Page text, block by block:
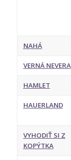
NAHÁ
VERNÁ NEVERA
HAMLET
HAUERLAND
VYHODIŤ SI Z
KOPÝTKA